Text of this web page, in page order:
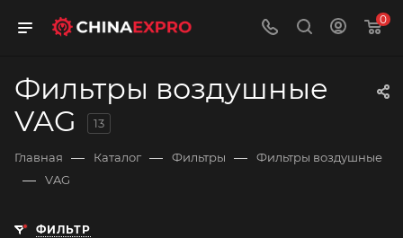
0
Фильтры воздушные
VAG
13
Главная — Каталог — Фильтры — Фильтры воздушные
— VAG
ФИЛЬТР